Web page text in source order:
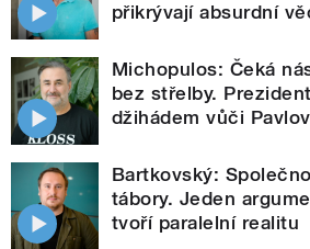
přikrývají absurdní
Michopulos: Čeká
bez střelby.
džihádem vůči
Bartkovský:
tábory. Jeden
tvoří paralelní realitu